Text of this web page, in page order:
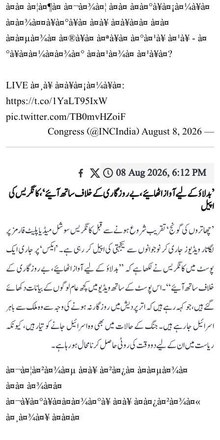
à¤à¤ à¤¦à¤¶à¤ à¤¬à¤¾à¤¦ à¤à¤ à¤à¤°à¥à¤¡à¤¼à¥à¤
à¤à¤¾à¤¤à¥à¤°à¥à¤ à¤à¥ à¤à¥à¤à¤ à¤à¤
à¤à¤µà¤¾à¤ à¤®à¥à¤ à¤ªà¥à¤ à¤°à¤¹à¥ à¤¹à¥ - à¤
°à¥à¤à¤¼à¤à¤¾à¤° à¤à¤¹à¤¾à¤ à¤¹à¥à¤?
LIVE à¤¸à¥ à¤à¥à¤¡à¤¼à¥à¤:
https://t.co/1YaLT95IxW
pic.twitter.com/TB0mvHZoiF
— Congress (@INCIndia)
August 8, 2026
08 Aug 2026, 6:12 PM
’بدلاؤ کے لیے آواز اٹھائیے، بے روزگاری کے خلاف ساتھ آئیے‘، کانگریس کی
اپیل
’چھاتروں کی گونج‘ تقریب شروع ہونے سے قبل کانگریس سوشل میڈیا پلیٹ فارمز پر
لگاتار ویڈیوز جاری کر نوجوانوں سے یکجہتی کی اپیل کر رہی ہے۔ ’ایکس‘ پر جاری ایک
پوسٹ میں کانگریس نے لکھا ہے کہ ’’بدلاؤ کے لیے آواز اٹھائیے، بے روزگاری کے
خلاف ساتھ آئیے‘‘۔ اس پوسٹ کے ساتھ ویڈیو میں کچھ عام لوگوں کے بیانات دکھائے
گئے ہیں، جو کہہ رہے ہیں کہ اتر پردیش میں روزگار نہ ہونے کی وجہ سے وہ ملک سے باہر
اسرائیل جا رہے ہیں۔ جنگ کے حالات میں بھی وہ اسرائیل جانے کو تیار ہیں، کیونکہ
ریاست میں ان کے لیے دو وقت کی روٹی حاصل کرنا محال ہو رہا ہے۔
à¤¬à¤¦à¤²à¤¾à¤µ à¤à¥ à¤²à¤¿à¤ à¤à¤µà¤¾à¤
à¤à¤ à¤¾à¤à¤
à¤¬à¥à¤°à¥à¤à¤à¤¾à¤°à¥ à¤à¥ à¤à¤¿à¤²à¤¾à¤«
à¤¸à¤¾à¤¥ à¤à¤à¤